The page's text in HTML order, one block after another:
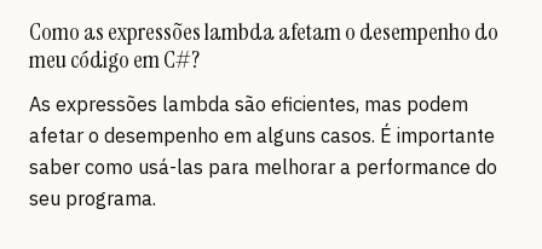
Como as expressões lambda afetam o desempenho do
meu código em C#?
As expressões lambda são eficientes, mas podem
afetar o desempenho em alguns casos. É importante
saber como usá-las para melhorar a performance do
seu programa.